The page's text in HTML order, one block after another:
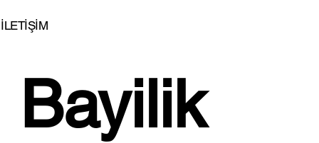
İSTİKBAL'DEN EVLENENLERE BÜYÜK
İLETİŞİM
Bayilik